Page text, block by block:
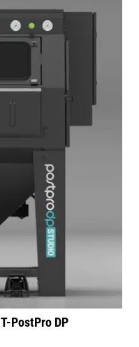
PostPro DP